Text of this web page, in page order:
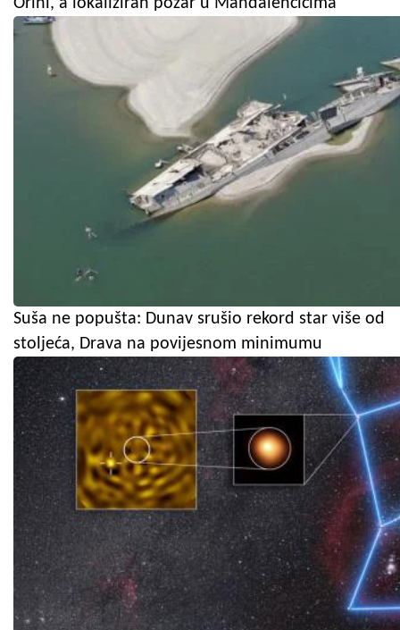
Suša ne popušta: Dunav srušio rekord star više od
stoljeća, Drava na povijesnom minimumu